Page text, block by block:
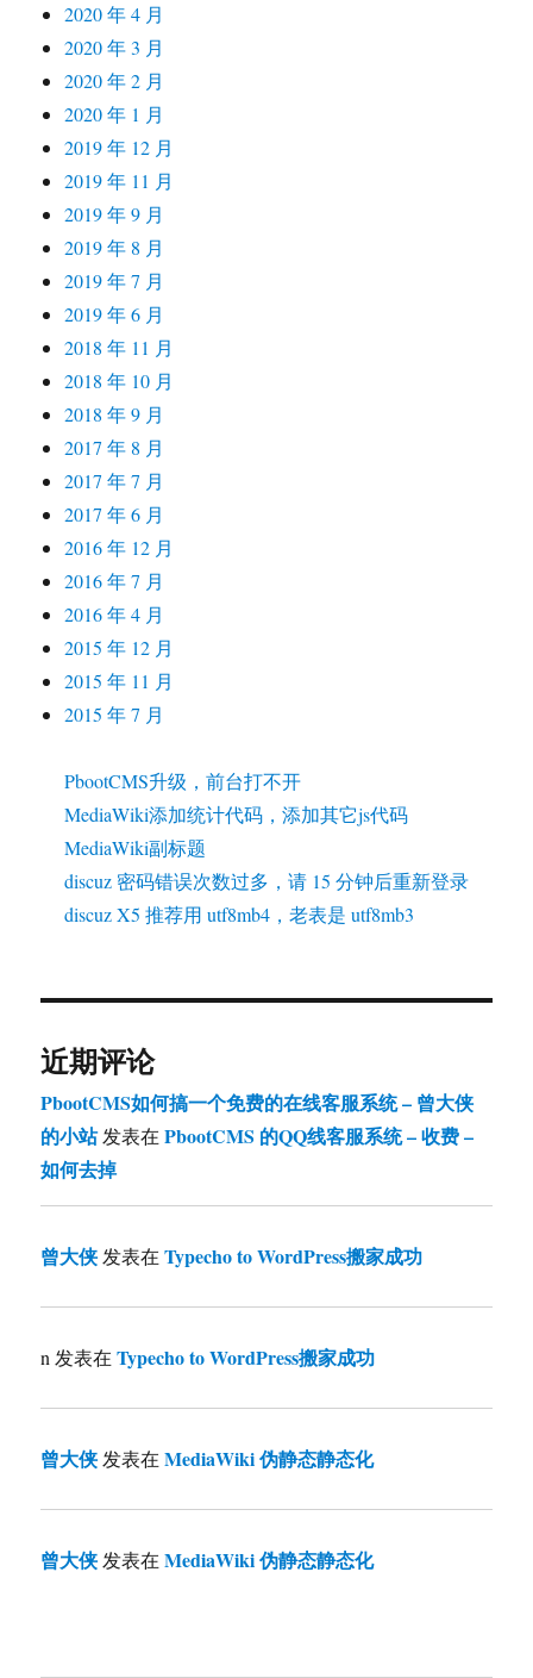
2020 年 4 月
2020 年 3 月
2020 年 2 月
2020 年 1 月
2019 年 12 月
2019 年 11 月
2019 年 9 月
2019 年 8 月
2019 年 7 月
2019 年 6 月
2018 年 11 月
2018 年 10 月
2018 年 9 月
2017 年 8 月
2017 年 7 月
2017 年 6 月
2016 年 12 月
2016 年 7 月
2016 年 4 月
2015 年 12 月
2015 年 11 月
2015 年 7 月
PbootCMS升级，前台打不开
MediaWiki添加统计代码，添加其它js代码
MediaWiki副标题
discuz 密码错误次数过多，请 15 分钟后重新登录
discuz X5 推荐用 utf8mb4，老表是 utf8mb3
近期评论
PbootCMS如何搞一个免费的在线客服系统 – 曾大侠
的小站发表在PbootCMS 的QQ线客服系统 – 收费 –
如何去掉
曾大侠发表在Typecho to WordPress搬家成功
n 发表在Typecho to WordPress搬家成功
曾大侠发表在MediaWiki 伪静态静态化
曾大侠发表在MediaWiki 伪静态静态化